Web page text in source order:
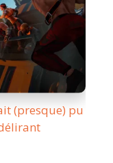
(presque) pu